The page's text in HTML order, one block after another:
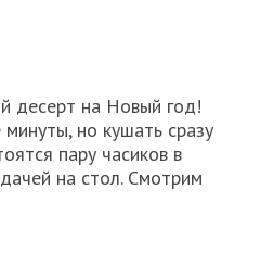
десерт на Новый год!
минуты, но кушать сразу
пару часиков в
на стол. Смотрим